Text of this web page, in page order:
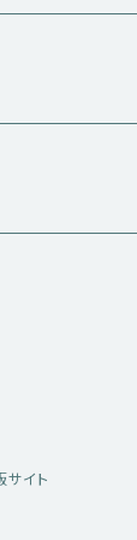
イト